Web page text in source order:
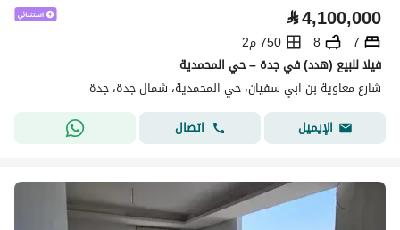
⃁4,100,000
7
8
750 م2
فيلا للبيع (هدد) في جدة – حي المحمدية
شارع معاوية بن ابي سفيان، حي المحمدية، شمال جدة، جدة
الإيميل
اتصال